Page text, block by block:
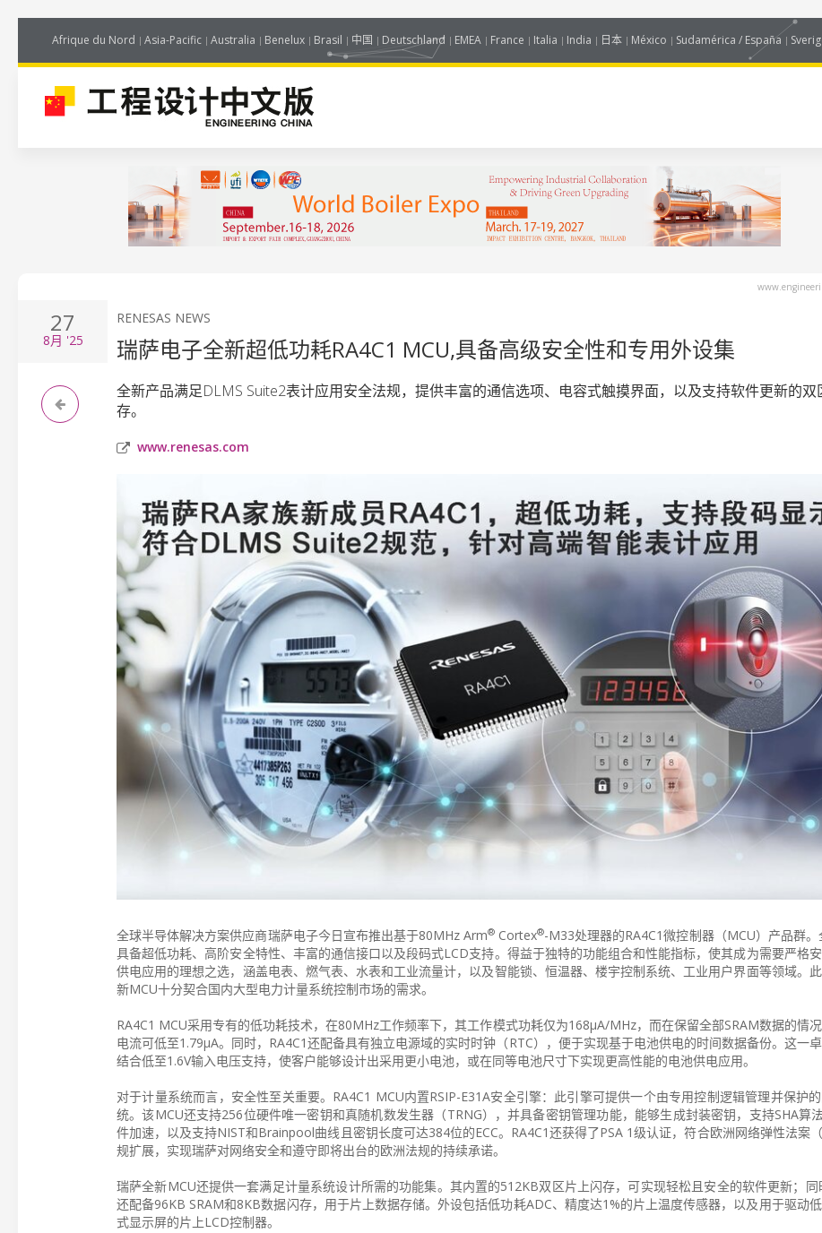
Afrique du Nord Asia-Pacific Australia Benelux Brasil 中国 Deutschland EMEA France Italia India 日本 México Sudamérica / España
27
8月 '25
RENESAS NEWS
瑞萨电子全新超低功耗RA4C1 MCU,具备高级安全性和专用外设集
全新产品满足DLMS Suite2表计应用安全法规，提供丰富的通信选项、电容式触摸界面，以及支持软件更新的双
存。
www.renesas.com
全球半导体解决方案供应商瑞萨电子今日宣布推出基于80MHz Arm® Cortex®-M33处理器的RA4C1微控制器（MCU）产品群。
具备超低功耗、高阶安全特性、丰富的通信接口以及段码式LCD支持。得益于独特的功能组合和性能指标，使其成为需要严格
供电应用的理想之选，涵盖电表、燃气表、水表和工业流量计，以及智能锁、恒温器、楼宇控制系统、工业用户界面等领域。
新MCU十分契合国内大型电力计量系统控制市场的需求。
RA4C1 MCU采用专有的低功耗技术，在80MHz工作频率下，其工作模式功耗仅为168µA/MHz，而在保留全部SRAM数据的情
电流可低至1.79µA。同时，RA4C1还配备具有独立电源域的实时时钟（RTC），便于实现基于电池供电的时间数据备份。这一卓
结合低至1.6V输入电压支持，使客户能够设计出采用更小电池，或在同等电池尺寸下实现更高性能的电池供电应用。
对于计量系统而言，安全性至关重要。RA4C1 MCU内置RSIP-E31A安全引擎：此引擎可提供一个由专用控制逻辑管理并保护
统。该MCU还支持256位硬件唯一密钥和真随机数发生器（TRNG），并具备密钥管理功能，能够生成封装密钥，支持SHA算
件加速，以及支持NIST和Brainpool曲线且密钥长度可达384位的ECC。RA4C1还获得了PSA 1级认证，符合欧洲网络弹性法案
规扩展，实现瑞萨对网络安全和遵守即将出台的欧洲法规的持续承诺。
瑞萨全新MCU还提供一套满足计量系统设计所需的功能集。其内置的512KB双区片上闪存，可实现轻松且安全的软件更新；同
还配备96KB SRAM和8KB数据闪存，用于片上数据存储。外设包括低功耗ADC、精度达1%的片上温度传感器，以及用于驱动
式显示屏的片上LCD控制器。